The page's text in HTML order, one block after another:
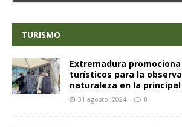
TURISMO
Extremadura
turísticos para la
naturaleza en la
31 agosto, 2024 0